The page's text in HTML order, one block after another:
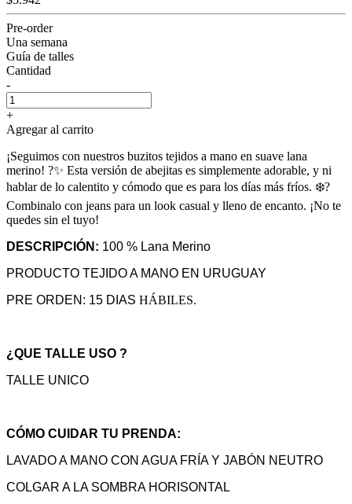
Pre-order
Una semana
Guía de talles
Cantidad
-
+
Agregar al carrito
¡Seguimos con nuestros buzitos tejidos a mano en suave lana
merino! ?✨ Esta versión de abejitas es simplemente adorable, y ni
hablar de lo calentito y cómodo que es para los días más fríos. ❄️?
Combinalo con jeans para un look casual y lleno de encanto. ¡No te
quedes sin el tuyo!
DESCRIPCIÓN: 100 % Lana Merino
PRODUCTO TEJIDO A MANO EN URUGUAY
PRE ORDEN: 15 DIAS HÁBILES.
¿QUE TALLE USO ?
TALLE UNICO
CÓMO CUIDAR TU PRENDA:
LAVADO A MANO CON AGUA FRÍA Y JABÓN NEUTRO
COLGAR A LA SOMBRA HORISONTAL